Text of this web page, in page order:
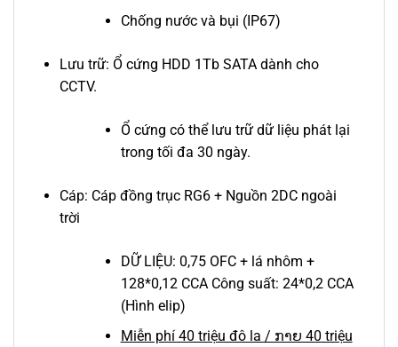
Chống nước và bụi (IP67)
Lưu trữ: Ổ cứng HDD 1Tb SATA dành cho
CCTV.
Ổ cứng có thể lưu trữ dữ liệu phát lại
trong tối đa 30 ngày.
Cáp: Cáp đồng trục RG6 + Nguồn 2DC ngoài
trời
DỮ LIỆU: 0,75 OFC + lá nhôm +
128*0,12 CCA Công suất: 24*0,2 CCA
(Hình elip)
Miễn phí 40 triệu đô la / ກາຍ 40 triệu